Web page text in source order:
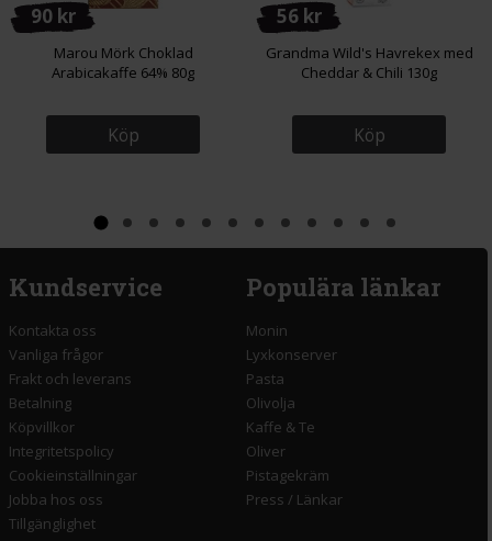
90 kr
Marou Mörk Choklad
Arabicakaffe 64% 80g
Köp
56 kr
Grandma Wild's Havrekex med
Cheddar & Chili 130g
Köp
Kundservice
Kontakta oss
Vanliga frågor
Frakt och leverans
Betalning
Köpvillkor
Integritetspolicy
Cookieinställningar
Jobba hos oss
Tillgänglighet
Populära länkar
Monin
Lyxkonserver
Pasta
Olivolja
Kaffe & Te
Oliver
Pistagekräm
Press / Länkar